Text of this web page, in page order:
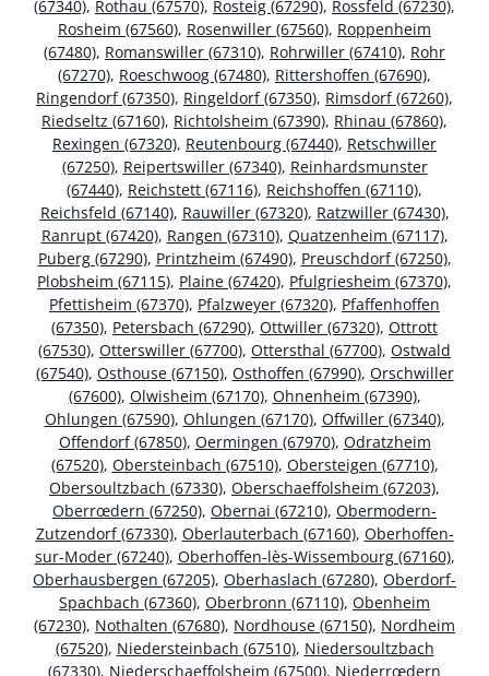
(67340), Rothau (67570), Rosteig (67290), Rossfeld (67230),
Rosheim (67560), Rosenwiller (67560), Roppenheim
(67480), Romanswiller (67310), Rohrwiller (67410), Rohr
(67270), Roeschwoog (67480), Rittershoffen (67690),
Ringendorf (67350), Ringeldorf (67350), Rimsdorf (67260),
Riedseltz (67160), Richtolsheim (67390), Rhinau (67860),
Rexingen (67320), Reutenbourg (67440), Retschwiller
(67250), Reipertswiller (67340), Reinhardsmunster
(67440), Reichstett (67116), Reichshoffen (67110),
Reichsfeld (67140), Rauwiller (67320), Ratzwiller (67430),
Ranrupt (67420), Rangen (67310), Quatzenheim (67117),
Puberg (67290), Printzheim (67490), Preuschdorf (67250),
Plobsheim (67115), Plaine (67420), Pfulgriesheim (67370),
Pfettisheim (67370), Pfalzweyer (67320), Pfaffenhoffen
(67350), Petersbach (67290), Ottwiller (67320), Ottrott
(67530), Otterswiller (67700), Ottersthal (67700), Ostwald
(67540), Osthouse (67150), Osthoffen (67990), Orschwiller
(67600), Olwisheim (67170), Ohnenheim (67390),
Ohlungen (67590), Ohlungen (67170), Offwiller (67340),
Offendorf (67850), Oermingen (67970), Odratzheim
(67520), Obersteinbach (67510), Obersteigen (67710),
Obersoultzbach (67330), Oberschaeffolsheim (67203),
Oberrœdern (67250), Obernai (67210), Obermodern-
Zutzendorf (67330), Oberlauterbach (67160), Oberhoffen-
sur-Moder (67240), Oberhoffen-lès-Wissembourg (67160),
Oberhausbergen (67205), Oberhaslach (67280), Oberdorf-
Spachbach (67360), Oberbronn (67110), Obenheim
(67230), Nothalten (67680), Nordhouse (67150), Nordheim
(67520), Niedersteinbach (67510), Niedersoultzbach
(67330), Niederschaeffolsheim (67500), Niederrœdern